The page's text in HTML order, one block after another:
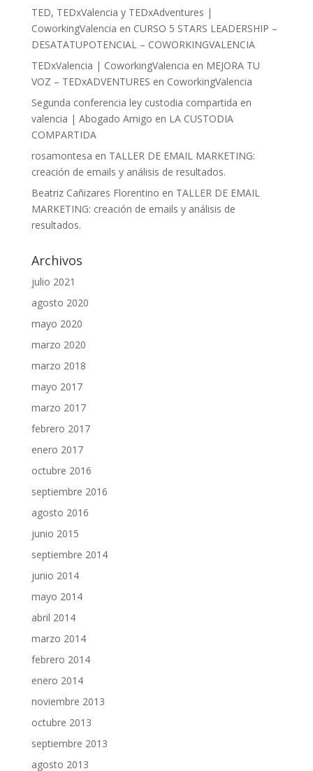
TED, TEDxValencia y TEDxAdventures |
CoworkingValencia en CURSO 5 STARS LEADERSHIP –
DESATATUPOTENCIAL – COWORKINGVALENCIA
TEDxValencia | CoworkingValencia en MEJORA TU
VOZ – TEDxADVENTURES en CoworkingValencia
Segunda conferencia ley custodia compartida en
valencia | Abogado Amigo en LA CUSTODIA
COMPARTIDA
rosamontesa en TALLER DE EMAIL MARKETING:
creación de emails y análisis de resultados.
Beatriz Cañizares Florentino en TALLER DE EMAIL
MARKETING: creación de emails y análisis de
resultados.
Archivos
julio 2021
agosto 2020
mayo 2020
marzo 2020
marzo 2018
mayo 2017
marzo 2017
febrero 2017
enero 2017
octubre 2016
septiembre 2016
agosto 2016
junio 2015
septiembre 2014
junio 2014
mayo 2014
abril 2014
marzo 2014
febrero 2014
enero 2014
noviembre 2013
octubre 2013
septiembre 2013
agosto 2013